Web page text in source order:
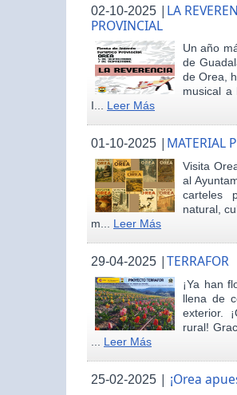
02-10-2025 | LA
PROVINCIAL
Un año
de
de Orea,
musical a
I... Leer Más
01-10-2025 | MATERIAL
Visita
al
carteles
natural,
m... Leer Más
29-04-2025 |TERRAFOR
¡Ya han
llena de
exterior.
rural!
... Leer Más
25-02-2025 | ¡Orea